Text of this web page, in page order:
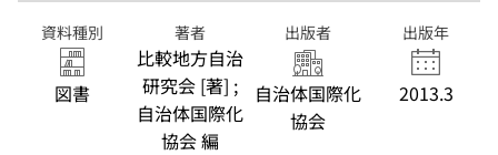
資料種別
図書
著者
比較地方自治
研究会 [著] ;
自治体国際化
協会 編
出版者
自治体国際化
協会
出版年
2013.3